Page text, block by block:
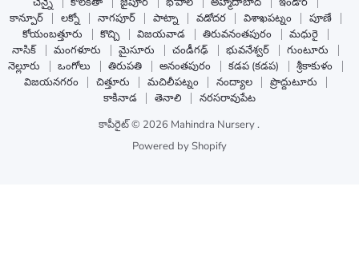
కాన్పూర్
లక్నో నాగపూర్ పాట్నా వడోదర విశాఖపట్నం
పూణే
కోయంబత్తూరు
కొచ్చి విజయవాడ తిరువనంతపురం
మధురై
నాసిక్
మంగళూరు మైసూరు చండీగఢ్ భువనేశ్వర్
గుంటూరు
నెల్లూరు
ఒంగోలు తిరుపతి అనంతపురం కడప (కడప)
శ్రీకాకుళం
విజయనగరం
చిత్తూరు మచిలీపట్నం నంద్యాల
ప్రొద్దుటూరు
కాకినాడ
తెనాలి
నరసరావుపేట
కాపీరైట్ © 2026 Mahindra Nursery .
Powered by Shopify